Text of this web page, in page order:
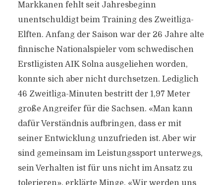
Markkanen fehlt seit Jahresbeginn
unentschuldigt beim Training des Zweitliga-
Elften. Anfang der Saison war der 26 Jahre alte
finnische Nationalspieler vom schwedischen
Erstligisten AIK Solna ausgeliehen worden,
konnte sich aber nicht durchsetzen. Lediglich
46 Zweitliga-Minuten bestritt der 1,97 Meter
große Angreifer für die Sachsen. «Man kann
dafür Verständnis aufbringen, dass er mit
seiner Entwicklung unzufrieden ist. Aber wir
sind gemeinsam im Leistungssport unterwegs,
sein Verhalten ist für uns nicht im Ansatz zu
tolerieren», erklärte Minge. «Wir werden uns